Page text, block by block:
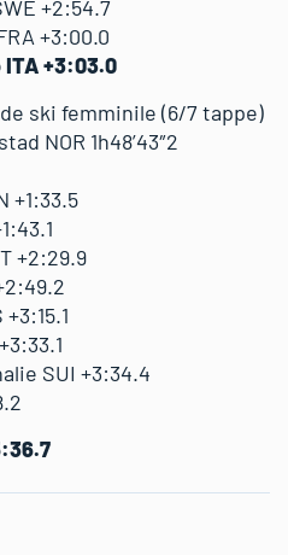
+2:54.7
+3:00.0
ITA +3:03.0
ski femminile (6/7 tappe)
NOR 1h48’43″2
+1:33.5
+2:29.9
SUI +3:34.4